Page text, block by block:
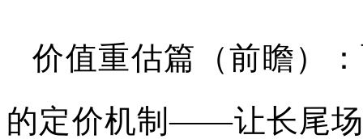
价值重估篇（前瞻）：
的定价机制——让长尾